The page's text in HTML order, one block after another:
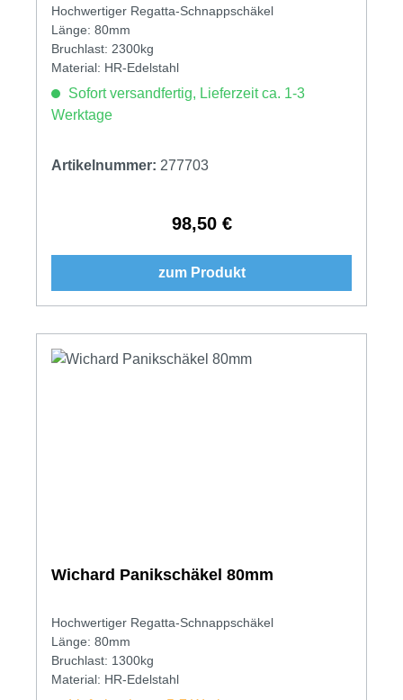
Hochwertiger Regatta-Schnappschäkel
Länge: 80mm
Bruchlast: 2300kg
Material: HR-Edelstahl
Sofort versandfertig, Lieferzeit ca. 1-3
Werktage
Artikelnummer: 277703
Regulärer Preis:
98,50 €
zum Produkt
Wichard Panikschäkel 80mm
Hochwertiger Regatta-Schnappschäkel
Länge: 80mm
Bruchlast: 1300kg
Material: HR-Edelstahl